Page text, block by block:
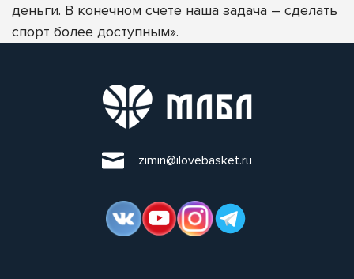
деньги. В конечном счете наша задача – сделать
спорт более доступным».
zimin@ilovebasket.ru